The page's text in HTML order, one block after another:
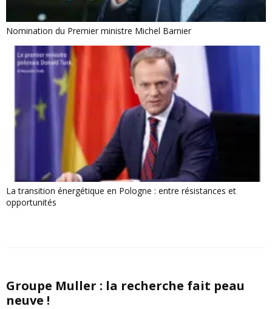
Nomination du Premier ministre Michel Barnier
La transition énergétique en Pologne : entre résistances et
opportunités
Groupe Muller : la recherche fait peau
neuve !